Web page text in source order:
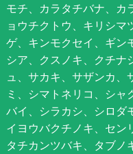
モチ、カラタチバナ、カ
ョウチクトウ、キリシマ
ゲ、キンモクセイ、ギン
シア、クスノキ、クチナ
ュ、サカキ、サザンカ、
ミ、シマトネリコ、シ
バイ、シラカシ、シロダ
イヨウバクチノキ、セン
タチカンツバキ、タブノ